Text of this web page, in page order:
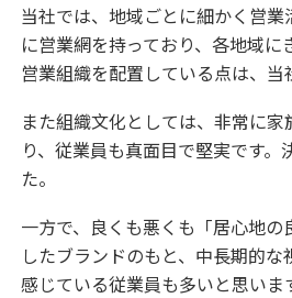
当社では、地域ごとに細かく営
に営業網を持っており、各地域
営業組織を配置している点は、当
また組織文化としては、非常に
り、従業員も真面目で堅実です
た。
一方で、良くも悪くも「居心地
したブランドのもと、中長期的
感じている従業員も多いと思いま